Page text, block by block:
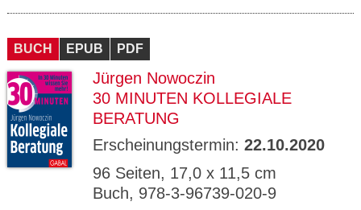
BUCH EPUB PDF
Jürgen Nowoczin
30 MINUTEN KOLLEGIALE
BERATUNG
Erscheinungstermin: 22.10.2020
96 Seiten, 17,0 x 11,5 cm
Buch, 978-3-96739-020-9